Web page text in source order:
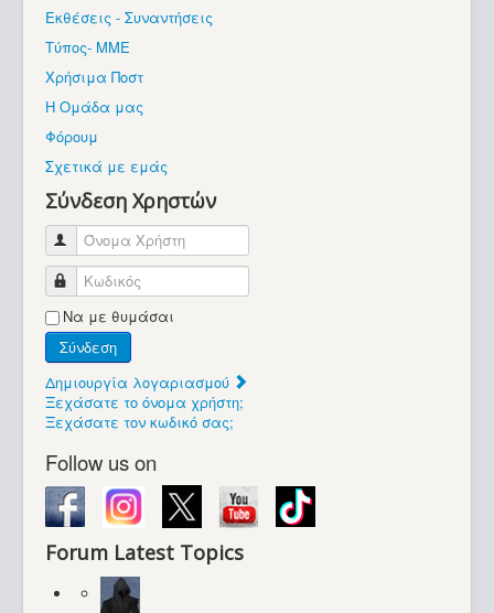
Βρίσκεστε εδώ:
Εκθέσεις - Συναντήσεις
Τύπος- ΜΜΕ
Χρήσιμα Ποστ
Η Ομάδα μας
Φόρουμ
Σχετικά με εμάς
Σύνδεση Χρηστών
Όνομα Χρήστη
Κωδικός
Να με θυμάσαι
Σύνδεση
Δημιουργία λογαριασμού
Ξεχάσατε το όνομα χρήστη;
Ξεχάσατε τον κωδικό σας;
Follow us on
Forum Latest Topics